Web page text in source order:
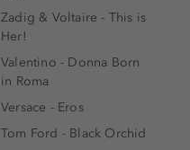
Zadig & Voltaire - This is
Her!
Valentino - Donna Born
in Roma
Versace - Eros
Tom Ford - Black Orchid